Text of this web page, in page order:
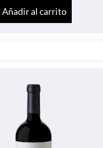
Añadir al carrito